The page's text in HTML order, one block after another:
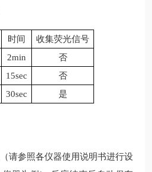
时间
收集荧光信号
2min
否
15sec
否
30sec 是
（请参照各仪器使用说明书进行设